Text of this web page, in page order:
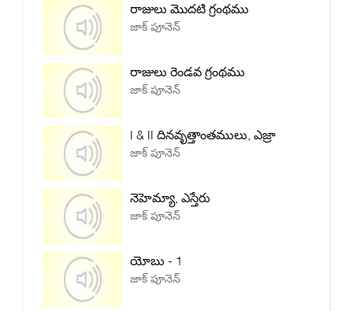
రాజులు మొదటి గ్రంథము
జాక్ పూనెన్
రాజులు రెండవ గ్రంథము
జాక్ పూనెన్
I & II దినవృత్తాంతములు, ఎజ్రా
జాక్ పూనెన్
నెహెమ్యా, ఎస్తేరు
జాక్ పూనెన్
యోబు - 1
జాక్ పూనెన్